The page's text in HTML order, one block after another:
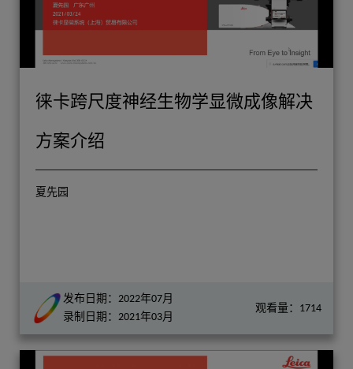
徕卡跨尺度神经生物学显微成像解决
方案介绍
夏先园
发布日期：2022年07月
录制日期：2021年03月
观看量：1714